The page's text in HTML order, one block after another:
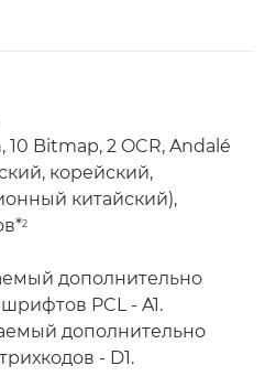
Bitmap, 2 OCR, Andalé
корейский,
китайский),
2
дополнительно
PCL - A1.
дополнительно
- D1.